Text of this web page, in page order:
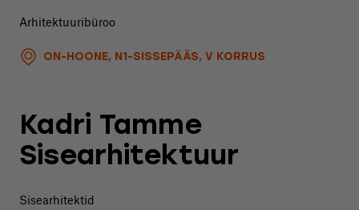
Arhitektuuribüroo
ON-HOONE, N1-SISSEPÄÄS, V KORRUS
Kadri Tamme
Sisearhitektuur
Sisearhitektid